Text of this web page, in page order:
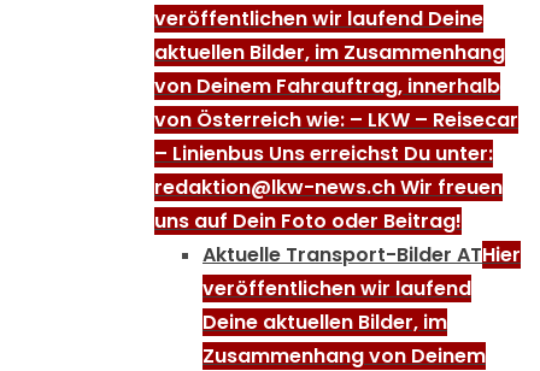
veröffentlichen wir laufend Deine
aktuellen Bilder, im Zusammenhang
von Deinem Fahrauftrag, innerhalb
von Österreich wie: – LKW – Reisecar
– Linienbus Uns erreichst Du unter:
redaktion@lkw-news.ch Wir freuen
uns auf Dein Foto oder Beitrag!
Aktuelle Transport-Bilder ATHier
veröffentlichen wir laufend
Deine aktuellen Bilder, im
Zusammenhang von Deinem